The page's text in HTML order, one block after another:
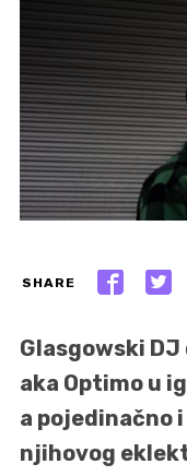
SHARE
Glasgowski
aka Optimo u
a pojedinačno
njihovog